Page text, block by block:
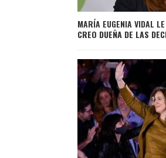
MARÍA EUGENIA VIDAL
CREO DUEÑA DE LAS